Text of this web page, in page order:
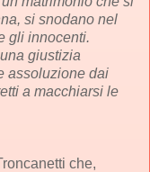
si snodano nel
gli innocenti.
giustizia
assoluzione dai
a macchiarsi le
che,